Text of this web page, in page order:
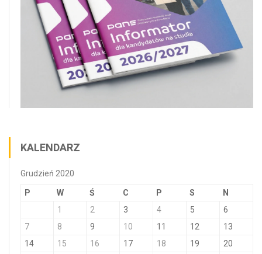
KALENDARZ
Grudzień 2020
P W Ś C P S
N
1
2 3 4 5
6
7
8 9 10 11 12
13
14
15 16 17 18 19 20